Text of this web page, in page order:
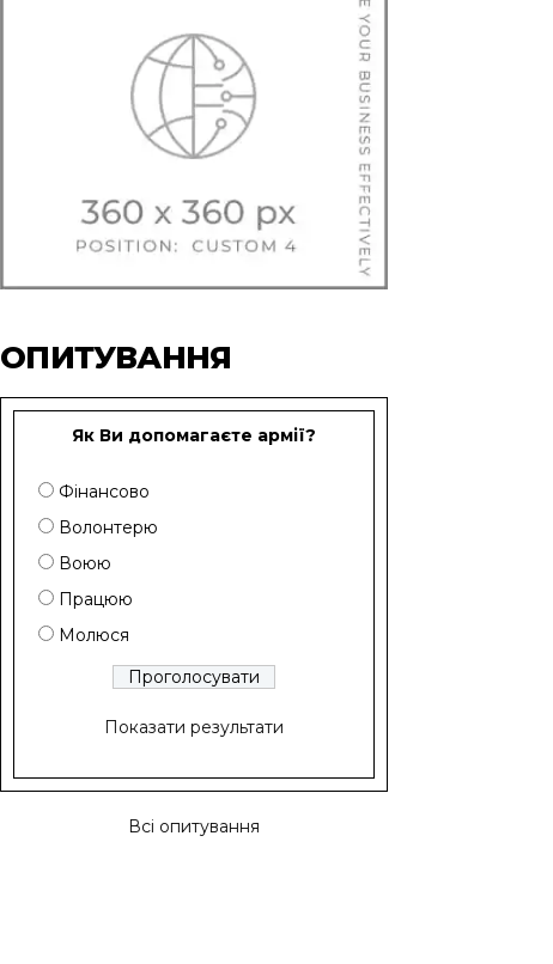
ОПИТУВАННЯ
Як Ви допомагаєте армії?
Фінансово
Волонтерю
Воюю
Працюю
Молюся
Показати результати
Всі опитування